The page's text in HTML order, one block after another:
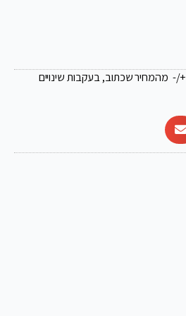
-10₪ +/- מהמחיר שכתוב, בעקבות שינויים